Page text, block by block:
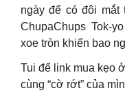
ngày để có đôi
ChupaChups Tok-
xoe tròn khiến bao
Tui để link mua kẹo
cùng “cờ rớt” của